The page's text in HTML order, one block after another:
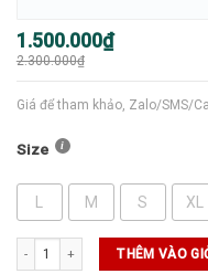
2.300.000₫
Giá
gốc
là:
1.500.000₫
Giá
hiện
tại
Giá để tham khảo, Zalo/SMS/
Size
L M S XL
Áo Polo Asics Tennis/Pickleball -
THÊM VÀO